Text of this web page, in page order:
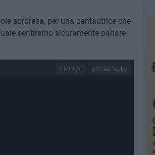
sorpresa, per una cantautrice che
sentiremo sicuramente parlare
SOCIAL VIDEO
3 MINUTI